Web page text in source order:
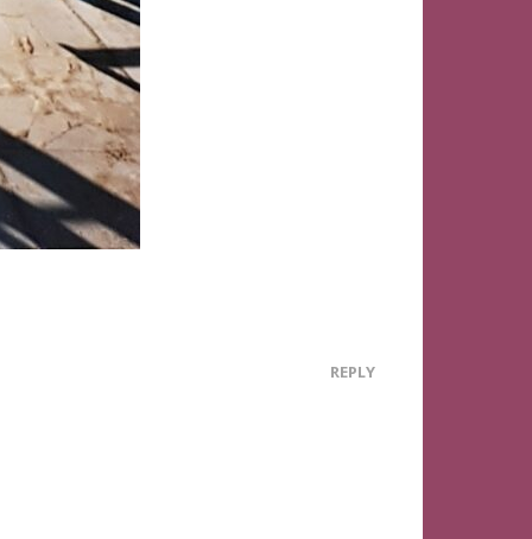
REPLY